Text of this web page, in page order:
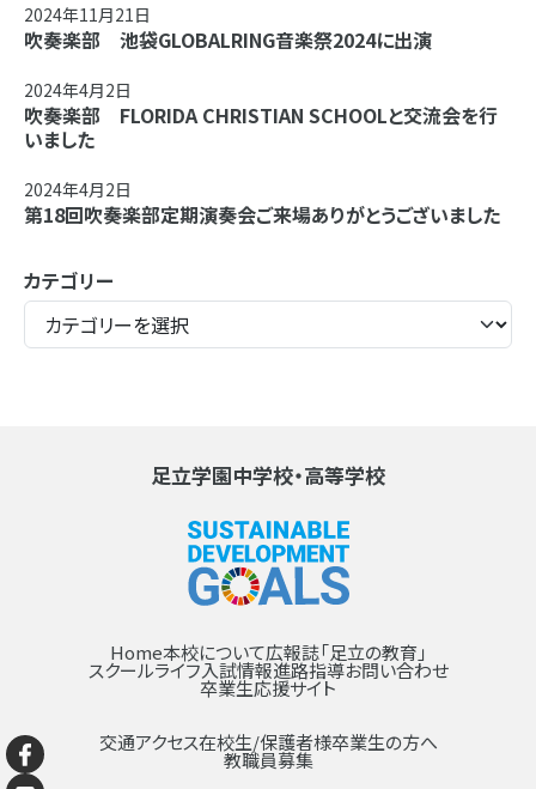
2024年11月21日
吹奏楽部 池袋GLOBALRING音楽祭2024に出演
2024年4月2日
吹奏楽部 FLORIDA CHRISTIAN SCHOOLと交流会を行
いました
2024年4月2日
第18回吹奏楽部定期演奏会ご来場ありがとうございました
カテゴリー
足立学園中学校・高等学校
Home本校について広報誌「足立の教育」
スクールライフ入試情報進路指導お問い合わせ
卒業生応援サイト
交通アクセス在校生/保護者様卒業生の方へ
教職員募集